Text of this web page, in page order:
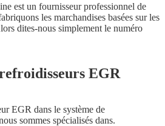
est un fournisseur professionnel de
les marchandises basées sur les
dites-nous simplement le numéro
EGR
EGR dans le système de
sommes spécialisés dans.